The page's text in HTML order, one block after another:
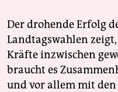
Der drohende Erfolg
Landtagswahlen
Kräfte inzwischen
braucht es
und vor allem mit den